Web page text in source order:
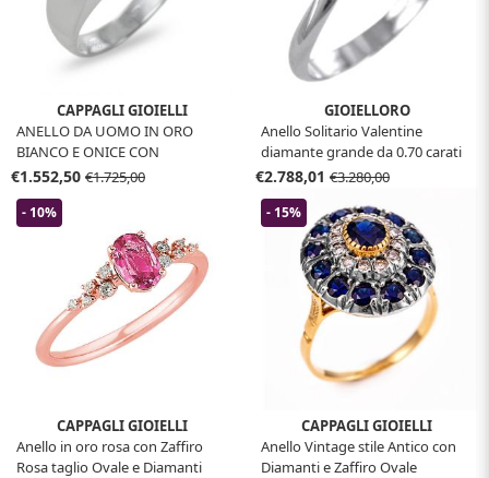
CAPPAGLI GIOIELLI
ANELLO DA UOMO IN ORO
BIANCO E ONICE CON
DIAMANTE
€1.552,50 €1.725,00
GIOIELLORO
Anello Solitario Valentine
diamante grande da 0.70 carati
colore F
€2.788,01 €3.280,00
- 10%
CAPPAGLI GIOIELLI
Anello in oro rosa con Zaffiro
Rosa taglio Ovale e Diamanti
- 15%
CAPPAGLI GIOIELLI
Anello Vintage stile Antico con
Diamanti e Zaffiro Ovale